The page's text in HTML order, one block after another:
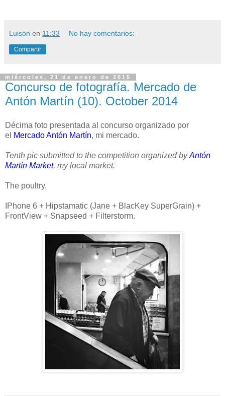
Luisón en 11:33 No hay comentarios:
Compartir
miércoles, 21 de enero de 2015
Concurso de fotografía. Mercado de
Antón Martín (10). October 2014
Décima foto presentada al concurso organizado por
el Mercado Antón Martín, mi mercado.
Tenth pic submitted to the competition organized byAntón
Martín Market, my local market.
The poultry.
IPhone 6 + Hipstamatic (Jane + BlacKey SuperGrain) +
FrontView + Snapseed + Filterstorm.